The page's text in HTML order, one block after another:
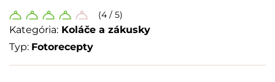
(4 / 5)
Kategória: Koláče a zákusky
Typ: Fotorecepty